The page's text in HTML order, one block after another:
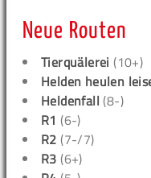
Neue Routen
Tierquälerei (10+)
Helden heulen
Heldenfall (8-)
R1 (6-)
R2 (7-/7)
R3 (6+)